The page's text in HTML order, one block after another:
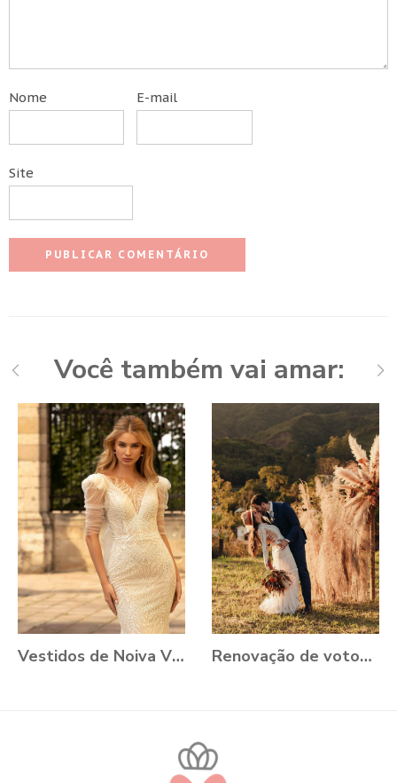
Nome E-mail
Site
Você também vai amar:
Vestidos de Noiva VONÁ Concept - Coleção Romance 2021 Renovação de votos: Aline e Danilo, Ouro Preto - MG